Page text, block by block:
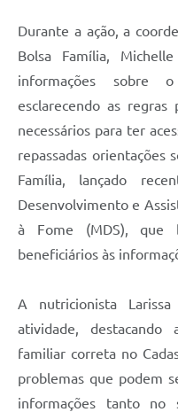
Durante a ação, a
Bolsa Família,
informações sobre
esclarecendo as
necessários para ter
repassadas orientações
Família, lançado
Desenvolvimento e
à Fome (MDS), que
beneficiários às
A nutricionista
atividade, destacando
familiar correta no
problemas que podem
informações tanto no